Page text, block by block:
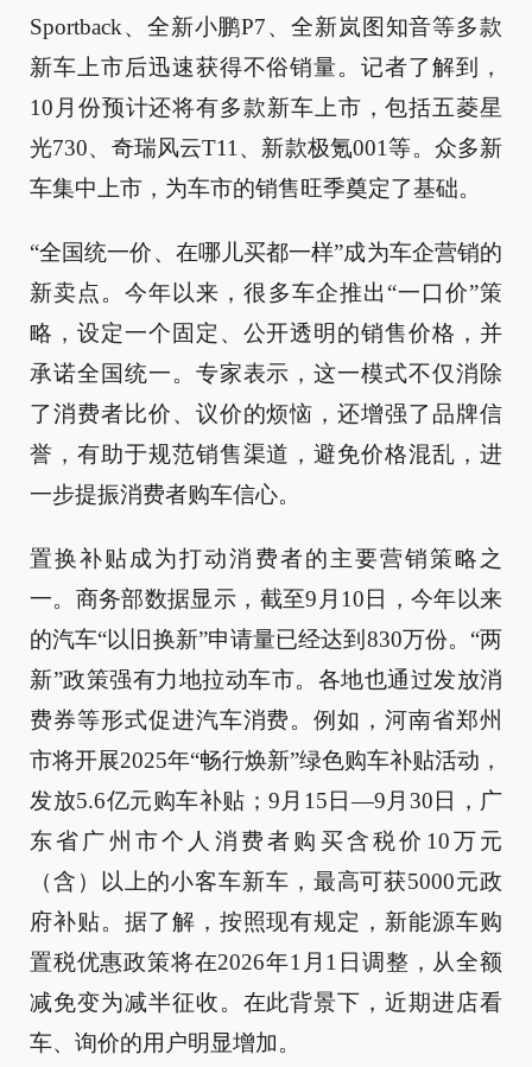
Sportback、全新小鹏P7、全新岚图知音等多款
新车上市后迅速获得不俗销量。记者了解到，
10月份预计还将有多款新车上市，包括五菱星
光730、奇瑞风云T11、新款极氪001等。众多新
车集中上市，为车市的销售旺季奠定了基础。
“全国统一价、在哪儿买都一样”成为车企营销的
新卖点。今年以来，很多车企推出“一口价”策
略，设定一个固定、公开透明的销售价格，并
承诺全国统一。专家表示，这一模式不仅消除
了消费者比价、议价的烦恼，还增强了品牌信
誉，有助于规范销售渠道，避免价格混乱，进
一步提振消费者购车信心。
置换补贴成为打动消费者的主要营销策略之
一。商务部数据显示，截至9月10日，今年以来
的汽车“以旧换新”申请量已经达到830万份。“两
新”政策强有力地拉动车市。各地也通过发放消
费券等形式促进汽车消费。例如，河南省郑州
市将开展2025年“畅行焕新”绿色购车补贴活动，
发放5.6亿元购车补贴；9月15日—9月30日，广
东省广州市个人消费者购买含税价10万元
（含）以上的小客车新车，最高可获5000元政
府补贴。据了解，按照现有规定，新能源车购
置税优惠政策将在2026年1月1日调整，从全额
减免变为减半征收。在此背景下，近期进店看
车、询价的用户明显增加。